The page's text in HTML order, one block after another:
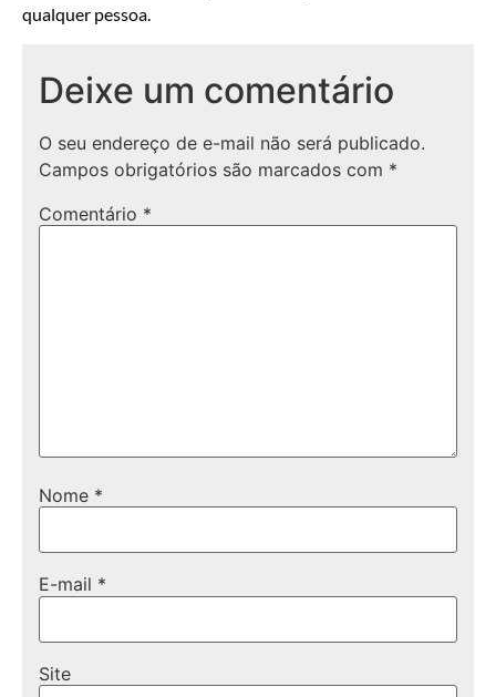
qualquer pessoa.
Deixe um comentário
O seu endereço de e-mail não será publicado.
Campos obrigatórios são marcados com *
Comentário *
Nome *
E-mail *
Site